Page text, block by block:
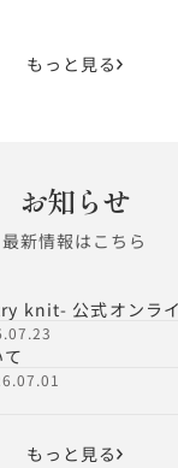
もっと見る
お知らせ
最新情報はこちら
knit- 公式オンラ
もっと見る